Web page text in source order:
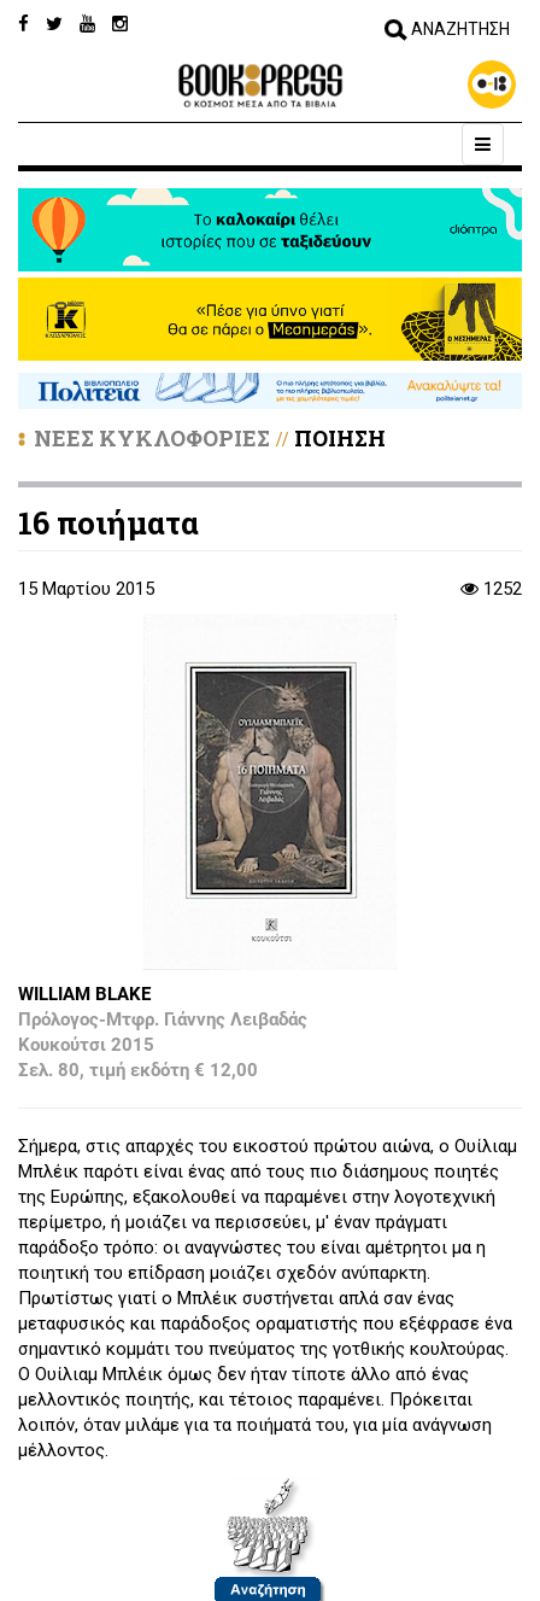
ΝΕΕΣ ΚΥΚΛΟΦΟΡΙΕΣ // ΠΟΙΗΣΗ
16 ποιήματα
15 Μαρτίου 2015 1252
WILLIAM BLAKE
Πρόλογος-Μτφρ. Γιάννης Λειβαδάς
Κουκούτσι 2015
Σελ. 80, τιμή εκδότη € 12,00
Σήμερα, στις απαρχές του εικοστού πρώτου αιώνα, ο Ουίλιαμ
Μπλέικ παρότι είναι ένας από τους πιο διάσημους ποιητές
της Ευρώπης, εξακολουθεί να παραμένει στην λογοτεχνική
περίμετρο, ή μοιάζει να περισσεύει, μ' έναν πράγματι
παράδοξο τρόπο: οι αναγνώστες του είναι αμέτρητοι μα η
ποιητική του επίδραση μοιάζει σχεδόν ανύπαρκτη.
Πρωτίστως γιατί ο Μπλέικ συστήνεται απλά σαν ένας
μεταφυσικός και παράδοξος οραματιστής που εξέφρασε ένα
σημαντικό κομμάτι του πνεύματος της γοτθικής κουλτούρας.
Ο Ουίλιαμ Μπλέικ όμως δεν ήταν τίποτε άλλο από ένας
μελλοντικός ποιητής, και τέτοιος παραμένει. Πρόκειται
λοιπόν, όταν μιλάμε για τα ποιήματά του, για μία ανάγνωση
μέλλοντος.